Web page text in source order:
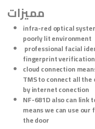
مميزات
infra-red optical
poorly lit environment
professional facial
fingerprint verification
cloud connection
TMS to connect all
by internet conection
NF-681D also can link
means we can use
the door